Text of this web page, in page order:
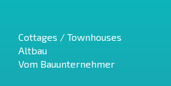
Cottages / Townhouses
Altbau
Vom Bauunternehmer